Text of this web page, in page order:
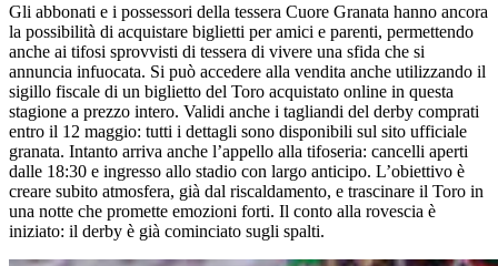
Gli abbonati e i possessori della tessera Cuore Granata hanno ancora
la possibilità di acquistare biglietti per amici e parenti, permettendo
anche ai tifosi sprovvisti di tessera di vivere una sfida che si
annuncia infuocata. Si può accedere alla vendita anche utilizzando il
sigillo fiscale di un biglietto del Toro acquistato online in questa
stagione a prezzo intero. Validi anche i tagliandi del derby comprati
entro il 12 maggio: tutti i dettagli sono disponibili sul sito ufficiale
granata. Intanto arriva anche l’appello alla tifoseria: cancelli aperti
dalle 18:30 e ingresso allo stadio con largo anticipo. L’obiettivo è
creare subito atmosfera, già dal riscaldamento, e trascinare il Toro in
una notte che promette emozioni forti. Il conto alla rovescia è
iniziato: il derby è già cominciato sugli spalti.